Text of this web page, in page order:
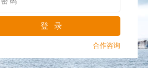
登 录
合作咨询